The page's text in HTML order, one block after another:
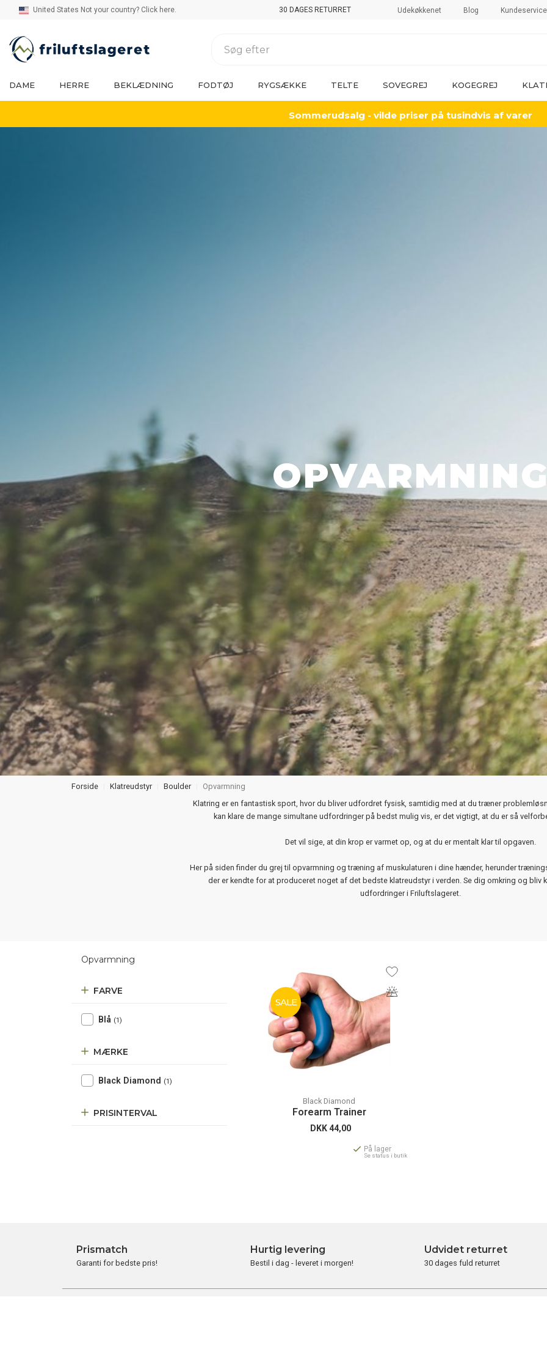
United States Not your country? Click here. 30 DAGES RETURRET Udekøkkenet Blog Kundeservice
DAME HERRE BEKLÆDNING FODTØJ RYGSÆKKE TELTE SOVEGREJ KOGEGREJ
Sommerudsalg - vilde priser på tusindvis af varer
Forside Klatreudstyr Boulder
Opvarmning
Klatring er en fantastisk sport, hvor du bliver udfordret fysisk, samtidig med at du træner
kan klare de mange simultane udfordringer på bedst mulig vis, er det vigtigt, at du er så
Det vil sige, at din krop er varmet op, og at du er mentalt klar til opgaven.
Her på siden finder du grej til opvarmning og træning af muskulaturen i dine hænder, herunder
der er kendte for at produceret noget af det bedste klatreudstyr i verden. Se dig omkring og bliv
udfordringer i Friluftslageret.
Opvarmning
FARVE
Blå (1)
MÆRKE
Black Diamond (1)
PRISINTERVAL
SALE
Black Diamond
Forearm Trainer
DKK44,00
På lager
Se status i butik
Prismatch
Garanti for bedste pris!
Hurtig levering
Bestil i dag - leveret i morgen!
Udvidet returret
30 dages fuld returret